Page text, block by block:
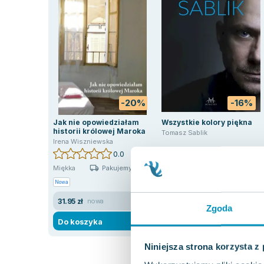
Zgoda
Niniejsza strona korzysta z
-20%
Jak nie opowiedziałam
historii królowej Maroka
Irena Wiszniewska
0.0
Miękka Pakujemy 10.08
Nowa
31.95 zł nowa
Do koszyka
-16%
Wszystkie kolory piękna
Tomasz Sablik